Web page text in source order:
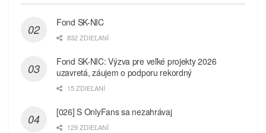
Fond SK-NIC
832 ZDIEĽANÍ
Fond SK-NIC: Výzva pre veľké projekty 2026
uzavretá, záujem o podporu rekordný
15 ZDIEĽANÍ
[026] S OnlyFans sa nezahrávaj
129 ZDIEĽANÍ